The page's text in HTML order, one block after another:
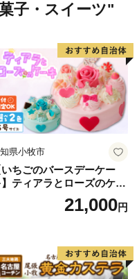
子・スイーツ"
県小牧市
いちごのバースデーケー
】ティアラとローズのケー
スイーツ デザート 洋菓
お取り寄せ 愛知県 小牧市
ーション ホールケーキ 日
定可
21,000円